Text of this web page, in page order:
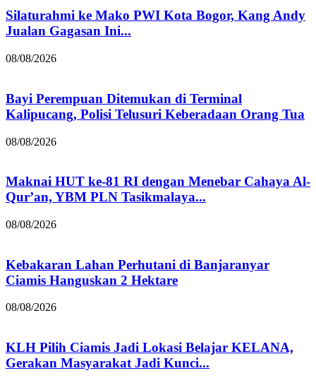
Silaturahmi ke Mako PWI Kota Bogor, Kang Andy
Jualan Gagasan Ini...
08/08/2026
Bayi Perempuan Ditemukan di Terminal
Kalipucang, Polisi Telusuri Keberadaan Orang Tua
08/08/2026
Maknai HUT ke-81 RI dengan Menebar Cahaya Al-
Qur’an, YBM PLN Tasikmalaya...
08/08/2026
Kebakaran Lahan Perhutani di Banjaranyar
Ciamis Hanguskan 2 Hektare
08/08/2026
KLH Pilih Ciamis Jadi Lokasi Belajar KELANA,
Gerakan Masyarakat Jadi Kunci...